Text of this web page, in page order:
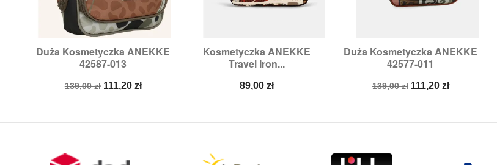
Duża Kosmetyczka ANEKKE
42587-013
Cena
139,00 zł Cena
111,20 zł
Szybki podgląd
Kosmetyczka ANEKKE
Travel Iron...
Cena
89,00 zł
Szybki podgląd
Duża Kosmetyczka ANEKKE
42577-011
Cena
139,00 zł Cena
111,20 zł
Szybki podgląd